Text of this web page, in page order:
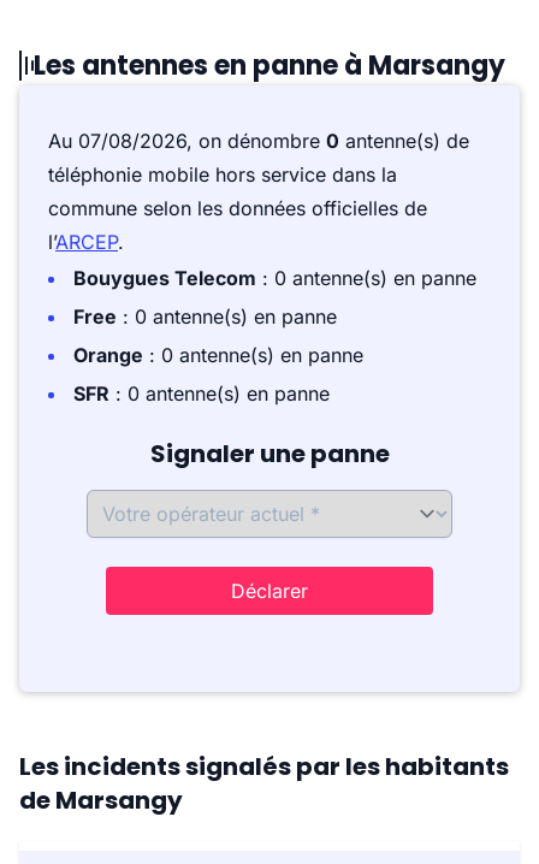
Les antennes en panne à Marsangy
Au 07/08/2026, on dénombre 0 antenne(s) de
téléphonie mobile hors service dans la
commune selon les données officielles de
l’ARCEP.
Bouygues Telecom : 0 antenne(s) en panne
Free : 0 antenne(s) en panne
Orange : 0 antenne(s) en panne
SFR : 0 antenne(s) en panne
Signaler une panne
Déclarer
Les incidents signalés par les habitants
de Marsangy